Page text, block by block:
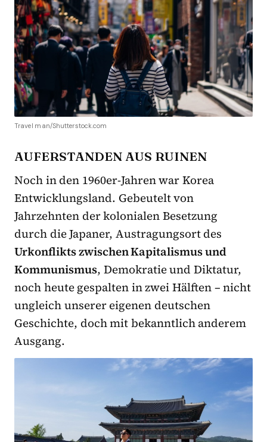
Travel man/Shutterstock.com
AUFERSTANDEN AUS RUINEN
Noch in den 1960er-Jahren war Korea
Entwicklungsland. Gebeutelt von
Jahrzehnten der kolonialen Besetzung
durch die Japaner, Austragungsort des
Urkonflikts zwischen Kapitalismus und
Kommunismus, Demokratie und Diktatur,
noch heute gespalten in zwei Hälften – nicht
ungleich unserer eigenen deutschen
Geschichte, doch mit bekanntlich anderem
Ausgang.